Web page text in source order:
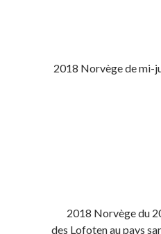
2018 Norvège de mi-
2018 Norvège du
des Lofoten au pays